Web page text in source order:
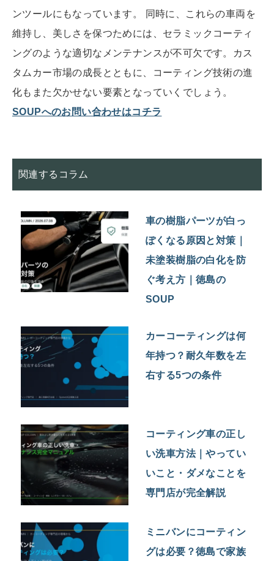
ンツールにもなっています。 同時に、これらの車両を
維持し、美しさを保つためには、セラミックコーティ
ングのような適切なメンテナンスが不可欠です。カス
タムカー市場の成長とともに、コーティング技術の進
化もまた欠かせない要素となっていくでしょう。
SOUPへのお問い合わせはコチラ
関連するコラム
車の樹脂パーツが白っ
ぽくなる原因と対策｜
未塗装樹脂の白化を防
ぐ考え方｜徳島の
SOUP
カーコーティングは何
年持つ？耐久年数を左
右する5つの条件
コーティング車の正し
い洗車方法｜やってい
いこと・ダメなことを
専門店が完全解説
ミニバンにコーティン
グは必要？徳島で家族